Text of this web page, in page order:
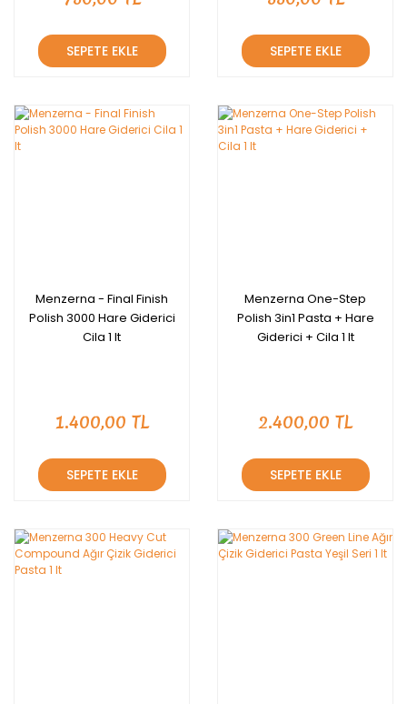
SEPETE EKLE SEPETE EKLE
Menzerna - Final Finish
Polish 3000 Hare Giderici
Cila 1 lt
1.400,00 TL
SEPETE EKLE
Menzerna One-Step
Polish 3in1 Pasta + Hare
Giderici + Cila 1 lt
2.400,00 TL
SEPETE EKLE